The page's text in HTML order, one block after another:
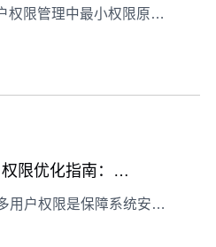
解析海外云服务器用户权限管理中最小权限原则的落地方法，涵盖角色分析、权限分配、审计机制等关键环节，平衡安全与效率。
Debian VPS多用户权限优化指南：高效管理实战
在VPS服务器中管理多用户权限是保障系统安全与效率的关键，本文以Debian系统为例，详细讲解创建用户组、分配权限、sudo管理等实战操作，助你高效优化多用户权限。